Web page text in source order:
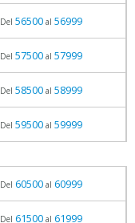
Del 56500al 56999
Del 57500al 57999
Del 58500al 58999
Del 59500al 59999
Del 60500al 60999
Del 61500al 61999